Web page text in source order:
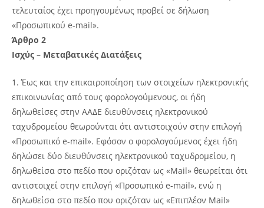
τελευταίος έχει προηγουμένως προβεί σε δήλωση
«Προσωπικού e-mail».
Άρθρο 2
Ισχύς – Μεταβατικές Διατάξεις
Έως και την επικαιροποίηση των στοιχείων ηλεκτρονικής
επικοινωνίας από τους φορολογούμενους, οι ήδη
δηλωθείσες στην ΑΑΔΕ διευθύνσεις ηλεκτρονικού
ταχυδρομείου θεωρούνται ότι αντιστοιχούν στην επιλογή
«Προσωπικό e-mail». Εφόσον ο φορολογούμενος έχει ήδη
δηλώσει δύο διευθύνσεις ηλεκτρονικού ταχυδρομείου, η
δηλωθείσα στο πεδίο που οριζόταν ως «Mail» θεωρείται ότι
αντιστοιχεί στην επιλογή «Προσωπικό e-mail», ενώ η
δηλωθείσα στο πεδίο που οριζόταν ως «Επιπλέον Mail»